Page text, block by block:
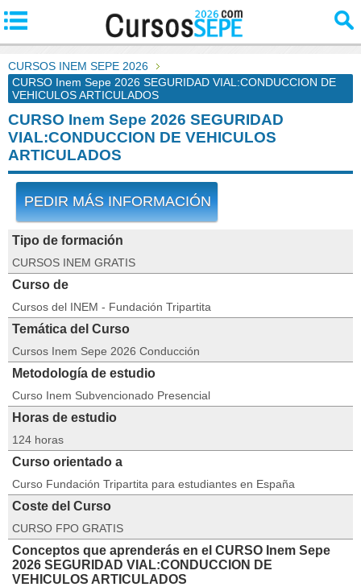
CURSOS INEM SEPE 2026
CURSO Inem Sepe 2026 SEGURIDAD VIAL:CONDUCCION DE
VEHICULOS ARTICULADOS
CURSO Inem Sepe 2026 SEGURIDAD
VIAL:CONDUCCION DE VEHICULOS
ARTICULADOS
PEDIR MÁS INFORMACIÓN
Tipo de formación
CURSOS INEM GRATIS
Curso de
Cursos del INEM - Fundación Tripartita
Temática del Curso
Cursos Inem Sepe 2026 Conducción
Metodología de estudio
Curso Inem Subvencionado Presencial
Horas de estudio
124 horas
Curso orientado a
Curso Fundación Tripartita para estudiantes en España
Coste del Curso
CURSO FPO GRATIS
Conceptos que aprenderás en el CURSO Inem Sepe
2026 SEGURIDAD VIAL:CONDUCCION DE
VEHICULOS ARTICULADOS